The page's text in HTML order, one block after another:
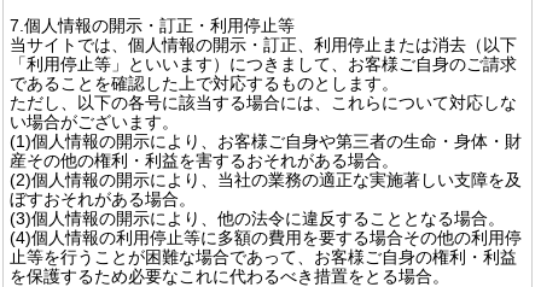
7.個人情報の開示・訂正・利用停止等
当サイトでは、個人情報の開示・訂正、利用停止または消去（以下
「利用停止等」といいます）につきまして、お客様ご自身のご請求
であることを確認した上で対応するものとします。
ただし、以下の各号に該当する場合には、これらについて対応しな
い場合がございます。
(1)個人情報の開示により、お客様ご自身や第三者の生命・身体・財
産その他の権利・利益を害するおそれがある場合。
(2)個人情報の開示により、当社の業務の適正な実施著しい支障を及
ぼすおそれがある場合。
(3)個人情報の開示により、他の法令に違反することとなる場合。
(4)個人情報の利用停止等に多額の費用を要する場合その他の利用停
止等を行うことが困難な場合であって、お客様ご自身の権利・利益
を保護するため必要なこれに代わるべき措置をとる場合。